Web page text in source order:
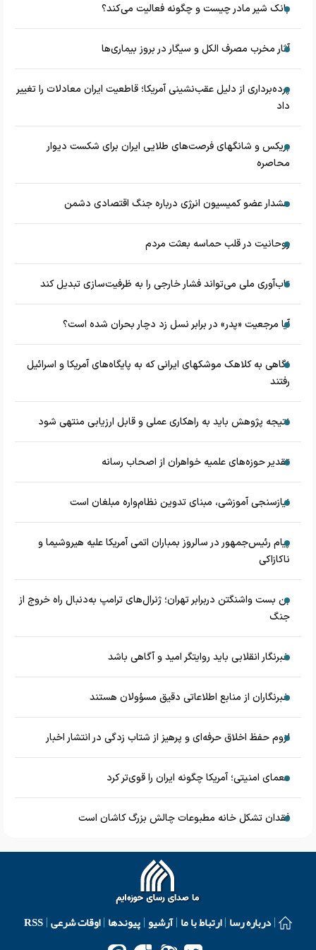
بانک شیر مادر چیست و چگونه فعالیت می‌کند؟
آثار مخرب مصرف الکل و سیگار در بروز بیماری‌ها
پرده‌برداری از دلیل عقب‌نشینی آمریکا؛ قاطعیت ایران معادلات را تغییر
داد
بریکس و شانگهای فرصت‌های طلایی ایران برای شکست دیوار
محاصره
هشدار عضو کمیسیون انرژی درباره جنگ اقتصادی دشمن
روحانیت در قلب حماسه بعثت مردم
تاب‌آوری ملی می‌تواند فشار خارجی را به ظرفیت‌سازی تبدیل کند
آیا مرجعیت «پدر» در برابر نسل زد دچار بحران شده است؟
نگاهی به کلاهک‎ موشک‎های ایرانی که به پایگاه‌های آمریکا و اسرائیل
رفتند
نتیجه پژوهش باید به راهکاری عملی و قابل ارزیابی منتهی شود
تقدیر حوزه‌های علمیه خواهران از اصحاب رسانه
نیازسنجی آموزشی، مبنای تدوین نظام‌واره مبلغان است
پیام رئیس‌جمهور در سالروز بمباران اتمی آمریکا علیه هیروشیما و
ناکازاکی
بن بست واشنگتن دربرابر تهران؛ ژنرال‌های ترامپ به‌دنبال راه خروج از
جنگ
خبرنگار انقلابی باید روایتگر امید و آگاهی باشد
خبرنگاران از منابع اطلاعاتی دقیق مسؤولان هستند
لزوم حفظ اخلاق حرفه‌ای و پرهیز از شتاب زدگی در انتشار اخبار
معمای امنیتی؛ آمریکا چگونه ایران را قوی‌تر کرد
فقدان تشکل خانه مطبوعات چالش بزرگ کاشان است
درباره رسا ارتباط با ما آرشیو پیوندها اوقات شرعی RSS